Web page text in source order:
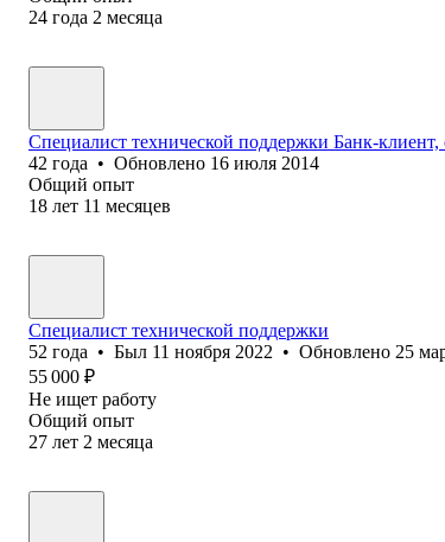
24 года 2 месяца
Специалист технической поддержки Банк-
42 года • Обновлено 16 июля 2014
Общий опыт
18 лет 11 месяцев
Специалист технической поддержки
52 года • Был 11 ноября 2022 • Обновлено 25
55 000 ₽
Не ищет работу
Общий опыт
27 лет 2 месяца